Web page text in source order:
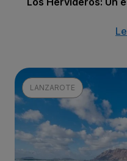
LANZAROTE